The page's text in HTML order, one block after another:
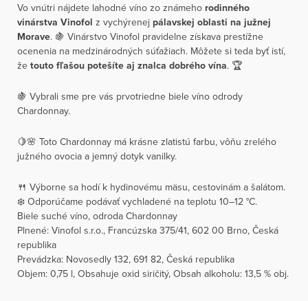
Vo vnútri nájdete lahodné víno zo známeho rodinného
vinárstva Vinofol z vychýrenej pálavskej oblasti na južnej
Morave. 🍇 Vinárstvo Vinofol pravidelne získava prestížne
ocenenia na medzinárodných súťažiach. Môžete si teda byť istí,
že touto fľašou potešíte aj znalca dobrého vína. 🏆
🍇 Vybrali sme pre vás prvotriedne biele víno odrody
Chardonnay.
🍋🌸 Toto Chardonnay má krásne zlatistú farbu, vôňu zrelého
južného ovocia a jemný dotyk vanilky.
🍴 Výborne sa hodí k hydinovému mäsu, cestovinám a šalátom.
❄️ Odporúčame podávať vychladené na teplotu 10–12 °C.
Biele suché víno, odroda Chardonnay
Plnené: Vinofol s.r.o., Francúzska 375/41, 602 00 Brno, Česká
republika
Prevádzka: Novosedly 132, 691 82, Česká republika
Objem: 0,75 l, Obsahuje oxid siričitý, Obsah alkoholu: 13,5 % obj.